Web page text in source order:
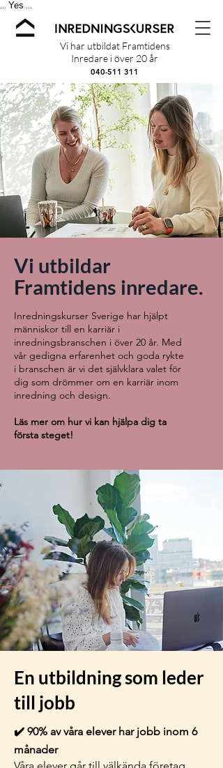
Yes
Vi har utbildat Framtidens
Inredare i över 20 år
040-511 311
Vi utbildar
Framtidens inredare.
Inredningskurser Sverige har hjälpt
människor till en karriär i
inredningsbranschen i över 20 år. Med
vår gedigna erfarenhet och goda rykte
i branschen är vi det självklara valet för
dig som drömmer om en karriär inom
inredning och design.
Läs mer om hur vi kan hjälpa dig ta
första steget!
En utbildning som leder
till jobb
✔️ 90% av våra elever har jobb inom 6
månader